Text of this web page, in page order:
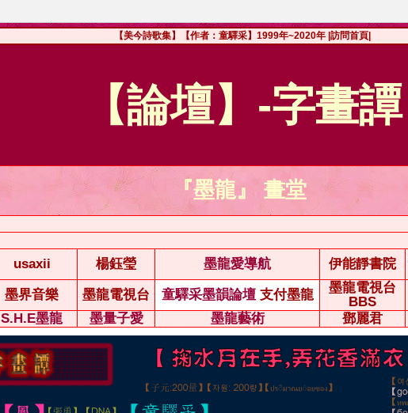
【美今詩歌集】【作者：童驛采】1999年~2020年 |訪問首頁|
【論壇】-字畫譚
『墨龍』 畫堂
usaxii 楊鈺瑩 墨龍愛導航 伊能靜書院
墨界音樂 墨龍電視台 童驛采墨韻論壇 支付墨龍
墨龍電視台
BBS
S.H.E墨龍 墨量子愛 墨龍藝術 鄧麗君